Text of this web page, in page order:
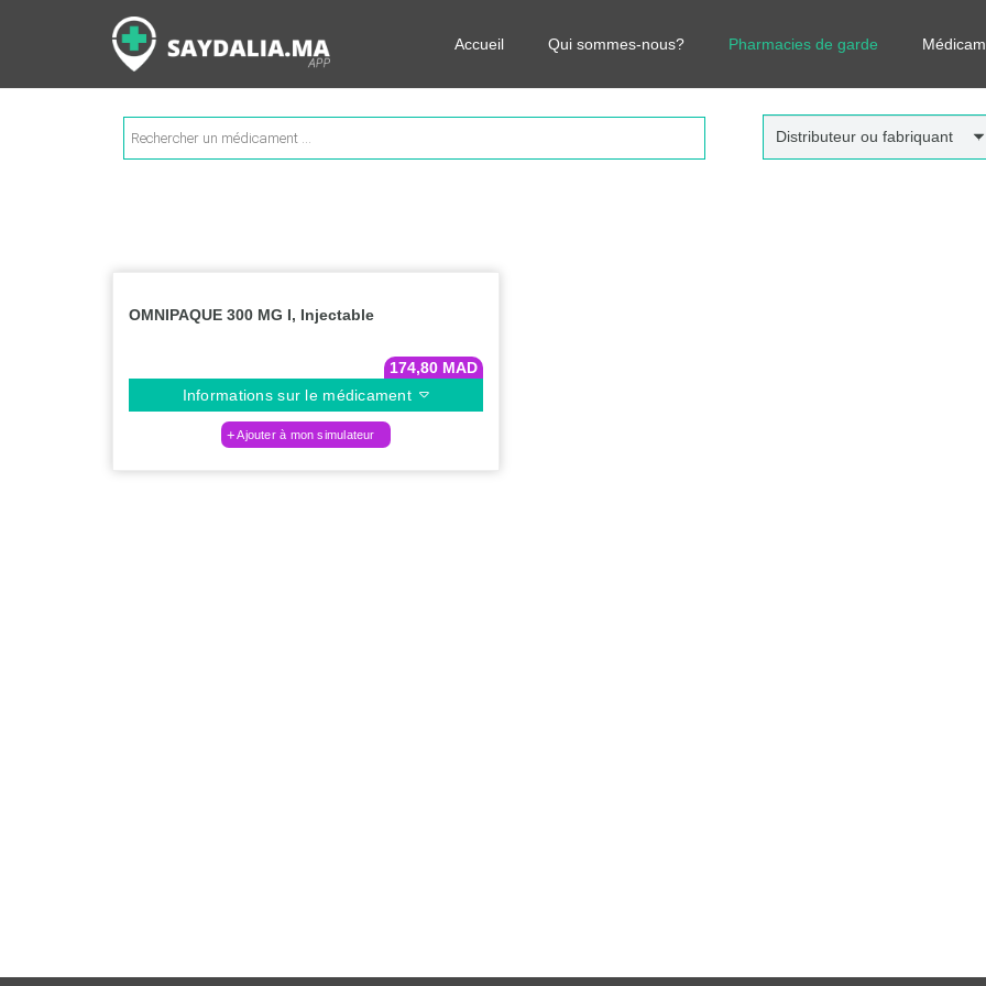
Accueil Qui sommes-nous? Pharmacies de garde
Rechercher les informations sur vos médicaments, leurs prix et estimer ainsi le coût total de votre
Recherche
de
produits
Distributeur ou fabriquant
OMNIPAQUE 300 MG I, Injectable
174,80 MAD
Informations sur le médicament
Ajouter à mon simulateur